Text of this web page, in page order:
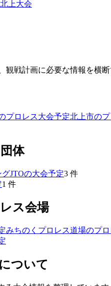
上大会
観戦計画に必要な情報を横断
プロレス大会予定北上市の
体
JTOの大会予定3 件
1 件
ス会場
みちのくプロレス道場のプ
ついて